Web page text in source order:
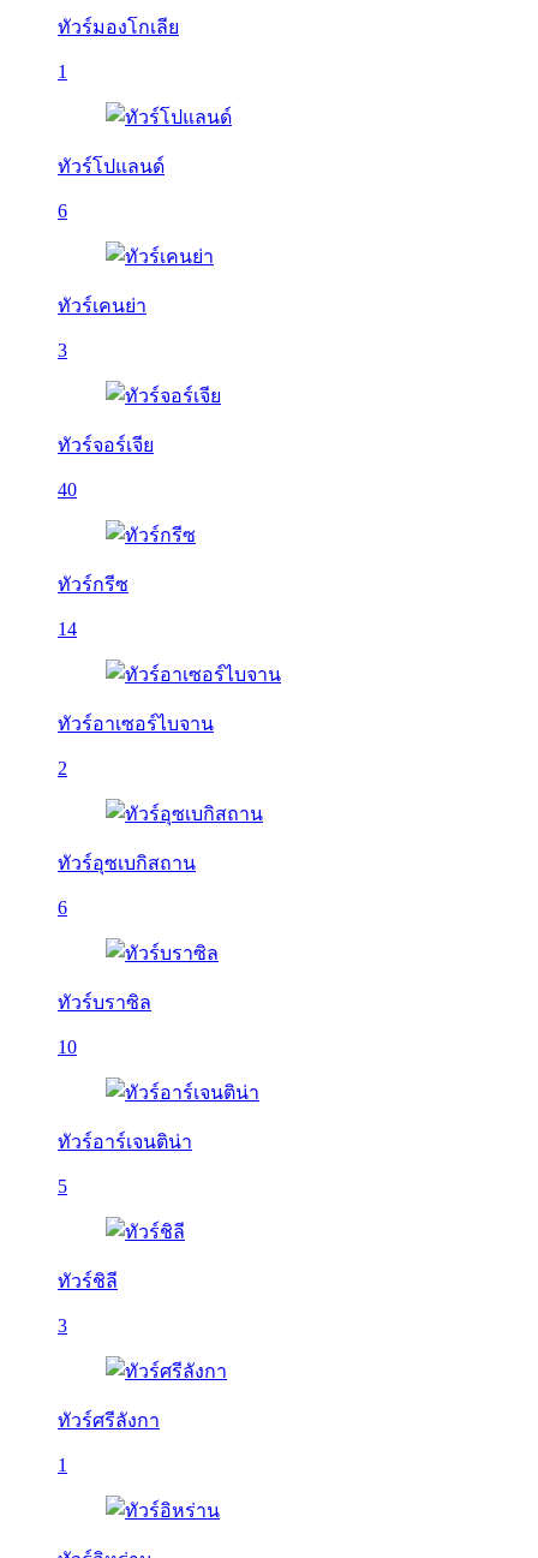
ทัวร์มองโกเลีย
1
ทัวร์โปแลนด์
6
ทัวร์เคนย่า
3
ทัวร์จอร์เจีย
40
ทัวร์กรีซ
14
ทัวร์อาเซอร์ไบจาน
2
ทัวร์อุซเบกิสถาน
6
ทัวร์บราซิล
10
ทัวร์อาร์เจนติน่า
5
ทัวร์ชิลี
3
ทัวร์ศรีลังกา
1